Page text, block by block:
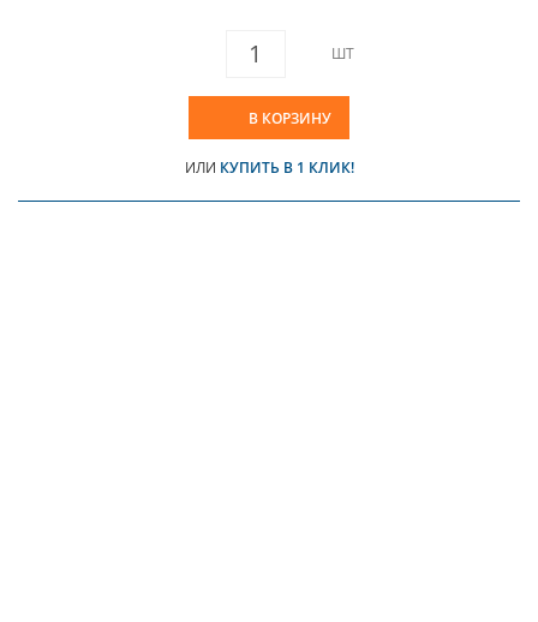
ШТ
В КОРЗИНУ
ИЛИ КУПИТЬ В 1 КЛИК!